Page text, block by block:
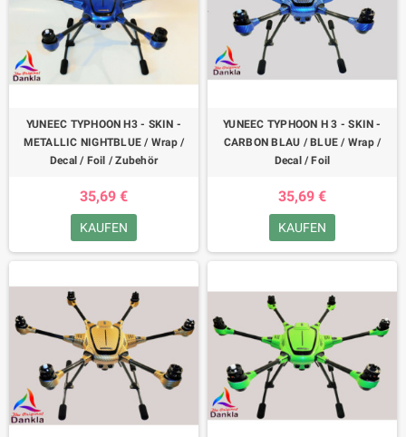
YUNEEC TYPHOON H3 - SKIN -
METALLIC NIGHTBLUE / Wrap /
Decal / Foil / Zubehör
35,69 €
KAUFEN
YUNEEC TYPHOON H 3 - SKIN -
CARBON BLAU / BLUE / Wrap /
Decal / Foil
35,69 €
KAUFEN